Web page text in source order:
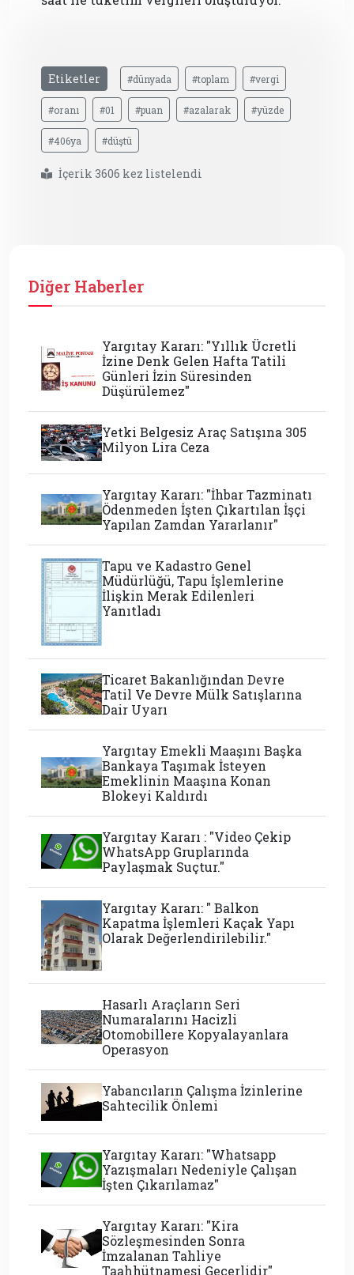
Etiketler #dünyada #toplam #vergi
#oranı #01 #puan #azalarak #yüzde
#406ya #düştü
İçerik 3606 kez listelendi
Diğer Haberler
Yargıtay Kararı: "Yıllık Ücretli
İzine Denk Gelen Hafta Tatili
Günleri İzin Süresinden
Düşürülemez"
Yetki Belgesiz Araç Satışına 305
Milyon Lira Ceza
Yargıtay Kararı: "İhbar Tazminatı
Ödenmeden İşten Çıkartılan İşçi
Yapılan Zamdan Yararlanır"
Tapu ve Kadastro Genel
Müdürlüğü, Tapu İşlemlerine
İlişkin Merak Edilenleri
Yanıtladı
Ticaret Bakanlığından Devre
Tatil Ve Devre Mülk Satışlarına
Dair Uyarı
Yargıtay Emekli Maaşını Başka
Bankaya Taşımak İsteyen
Emeklinin Maaşına Konan
Blokeyi Kaldırdı
Yargıtay Kararı : "Video Çekip
WhatsApp Gruplarında
Paylaşmak Suçtur."
Yargıtay Kararı: " Balkon
Kapatma İşlemleri Kaçak Yapı
Olarak Değerlendirilebilir."
Hasarlı Araçların Seri
Numaralarını Hacizli
Otomobillere Kopyalayanlara
Operasyon
Yabancıların Çalışma İzinlerine
Sahtecilik Önlemi
Yargıtay Kararı: "Whatsapp
Yazışmaları Nedeniyle Çalışan
İşten Çıkarılamaz"
Yargıtay Kararı: "Kira
Sözleşmesinden Sonra
İmzalanan Tahliye
Taahhütnamesi Geçerlidir"